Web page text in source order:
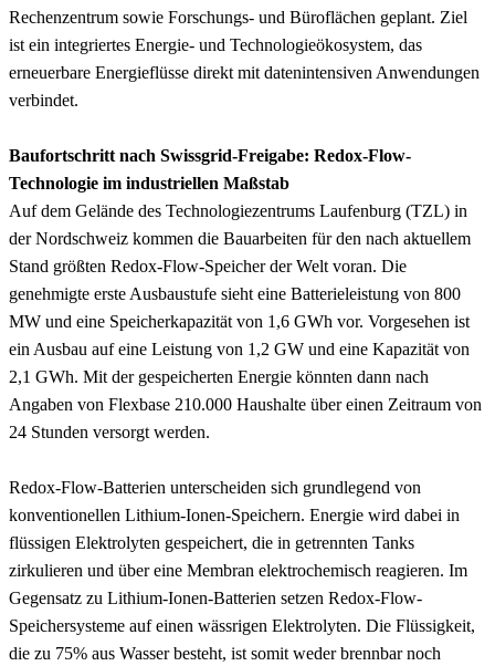
Rechenzentrum sowie Forschungs- und Büroflächen geplant. Ziel
ist ein integriertes Energie- und Technologieökosystem, das
erneuerbare Energieflüsse direkt mit datenintensiven Anwendungen
verbindet.
Baufortschritt nach Swissgrid-Freigabe: Redox-Flow-
Technologie im industriellen Maßstab
Auf dem Gelände des Technologiezentrums Laufenburg (TZL) in
der Nordschweiz kommen die Bauarbeiten für den nach aktuellem
Stand größten Redox-Flow-Speicher der Welt voran. Die
genehmigte erste Ausbaustufe sieht eine Batterieleistung von 800
MW und eine Speicherkapazität von 1,6 GWh vor. Vorgesehen ist
ein Ausbau auf eine Leistung von 1,2 GW und eine Kapazität von
2,1 GWh. Mit der gespeicherten Energie könnten dann nach
Angaben von Flexbase 210.000 Haushalte über einen Zeitraum von
24 Stunden versorgt werden.
Redox-Flow-Batterien unterscheiden sich grundlegend von
konventionellen Lithium-Ionen-Speichern. Energie wird dabei in
flüssigen Elektrolyten gespeichert, die in getrennten Tanks
zirkulieren und über eine Membran elektrochemisch reagieren. Im
Gegensatz zu Lithium-Ionen-Batterien setzen Redox-Flow-
Speichersysteme auf einen wässrigen Elektrolyten. Die Flüssigkeit,
die zu 75% aus Wasser besteht, ist somit weder brennbar noch